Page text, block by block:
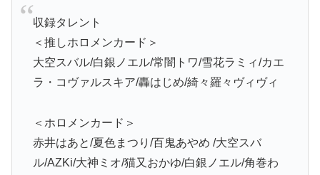
収録タレント
＜推しホロメンカード＞
大空スバル/白銀ノエル/常闇トワ/雪花ラミィ/カエ
ラ・コヴァルスキア/轟はじめ/綺々羅々ヴィヴィ
＜ホロメンカード＞
赤井はあと/夏色まつり/百鬼あやめ /大空スバ
ル/AZKi/大神ミオ/猫又おかゆ/白銀ノエル/角巻わ